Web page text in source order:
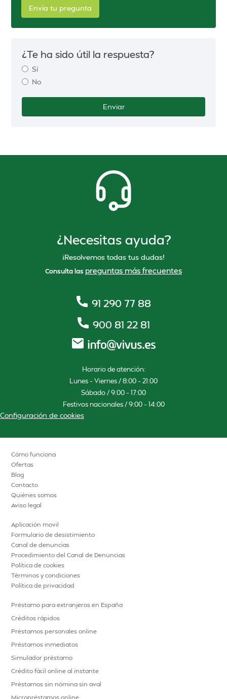
Envía tu pregunta
¿Te ha sido útil la respuesta?
Sí
No
¿Necesitas ayuda?
¡Resolvemos todas tus dudas!
Consulta las preguntas más frecuentes
91 290 77 88
900 81 22 81
Horario de atención:
Lunes – Viernes / 8:00 – 21:00
Sábado / 9:00 – 17:00
Festivos nacionales / 9:00 – 14:00
Configuración de cookies
Cómo funciona
Ofertas
Blog
Contacto
Quiénes somos
Aviso legal
Aplicación movil
Formulario de desistimiento
Canal de denuncias
Procedimiento del Canal de Denuncias
Política de cookies
Términos y condiciones
Política de privacidad
Préstamo para extranjeros en España
Créditos rápidos
Préstamos personales online
Préstamos inmediatos
Simulador préstamo
Crédito fácil online al instante
Préstamos sin nómina sin aval
Micropréstamos online